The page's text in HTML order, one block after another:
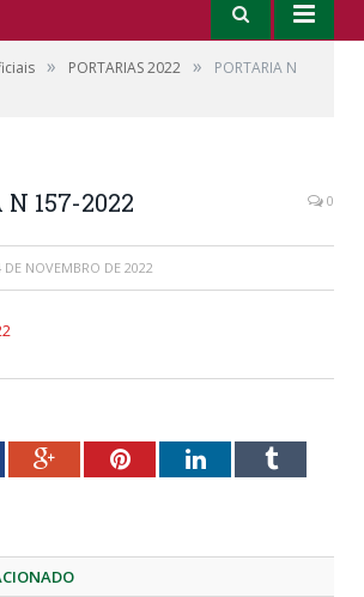
» PORTARIAS 2022 »
PORTARIA N
N 157-2022 0
DE NOVEMBRO DE 2022
Google+PinterestLinkedInTumblr